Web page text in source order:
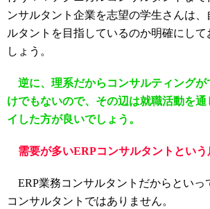
ンサルタント企業を志望の学生さんは
ルタントを目指しているのか明確にし
しょう。
逆に、理系だからコンサルティングが
けでもないので、その辺は就職活動を
イした方が良いでしょう。
需要が多いERPコンサルタントという
ERP業務コンサルタントだからといっ
コンサルタントではありません。